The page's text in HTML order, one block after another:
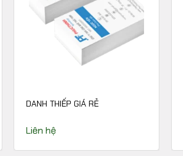
DANH THIẾP GIÁ RẺ
Liên hệ